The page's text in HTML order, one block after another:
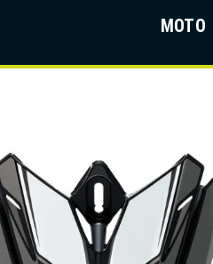
MOTO